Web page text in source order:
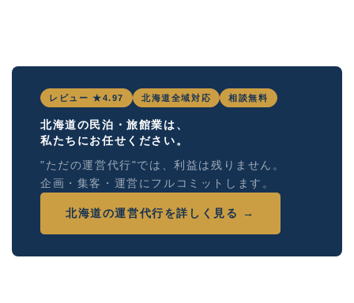
レビュー ★4.97 北海道全域対応 相談無料
北海道の民泊・旅館業は、
私たちにお任せください。
"ただの運営代行"では、利益は残りません。
企画・集客・運営にフルコミットします。
北海道の運営代行を詳しく見る →